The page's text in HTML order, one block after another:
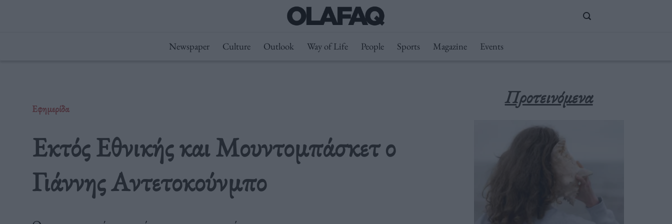
Newspaper Culture Outlook Way of Life People Sports Magazine Events
Εφημερίδα
Εκτός Εθνικής και Μουντομπάσκετ ο
Γιάννης Αντετοκούνμπο
Προτεινόμενα